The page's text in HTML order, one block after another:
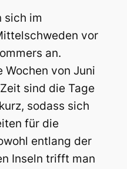
sich im
vor
an.
von Juni
sind die Tage
sodass sich
für die
entlang der
Inseln trifft man